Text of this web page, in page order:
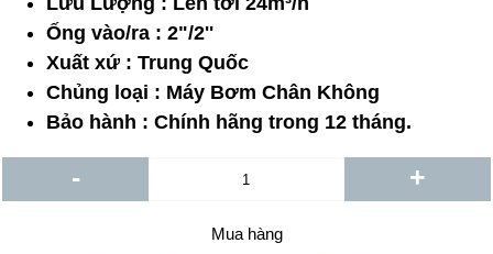
Ống vào/ra : 2"/2''
Xuất xứ : Trung Quốc
Chủng loại : Máy Bơm Chân Không
Bảo hành : Chính hãng trong 12 tháng.
- +
Mua hàng